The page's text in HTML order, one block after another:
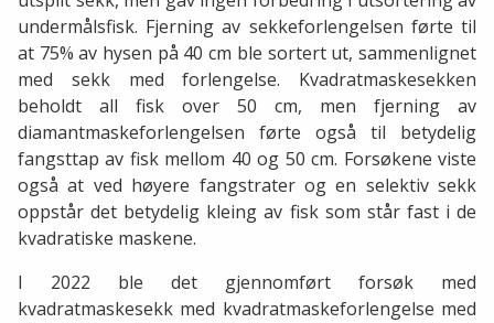
undermålsfisk. Fjerning av sekkeforlengelsen førte til
at 75% av hysen på 40 cm ble sortert ut, sammenlignet
med sekk med forlengelse. Kvadratmaskesekken
beholdt all fisk over 50 cm, men fjerning av
diamantmaskeforlengelsen førte også til betydelig
fangsttap av fisk mellom 40 og 50 cm. Forsøkene viste
også at ved høyere fangstrater og en selektiv sekk
oppstår det betydelig kleing av fisk som står fast i de
kvadratiske maskene.
I 2022 ble det gjennomført forsøk med
kvadratmaskesekk med kvadratmaskeforlengelse med